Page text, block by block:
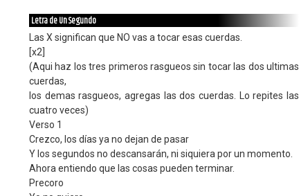
Letra de Un Segundo
Las X significan que NO vas a tocar esas cuerdas.
[x2]
(Aqui haz los tres primeros rasgueos sin tocar las dos ultimas
cuerdas,
los demas rasgueos, agregas las dos cuerdas. Lo repites las
cuatro veces)
Verso 1
Crezco, los días ya no dejan de pasar
Y los segundos no descansarán, ni siquiera por un momento.
Ahora entiendo que las cosas pueden terminar.
Precoro